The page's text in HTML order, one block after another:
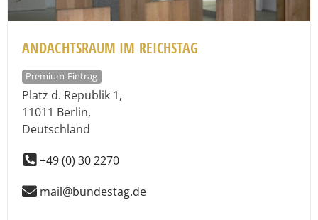
ANDACHTSRAUM IM REICHSTAG
Premium-Eintrag
Platz d. Republik 1,
11011 Berlin,
Deutschland
+49 (0) 30 2270
mail@bundestag.de